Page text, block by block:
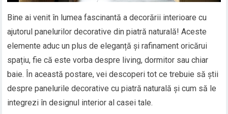
Bine ai venit în lumea fascinantă a decorării interioare cu
ajutorul panelurilor decorative din piatră naturală! Aceste
elemente aduc un plus de eleganță și rafinament oricărui
spațiu, fie că este vorba despre living, dormitor sau chiar
baie. În această postare, vei descoperi tot ce trebuie să știi
despre panelurile decorative cu piatră naturală și cum să le
integrezi în designul interior al casei tale.